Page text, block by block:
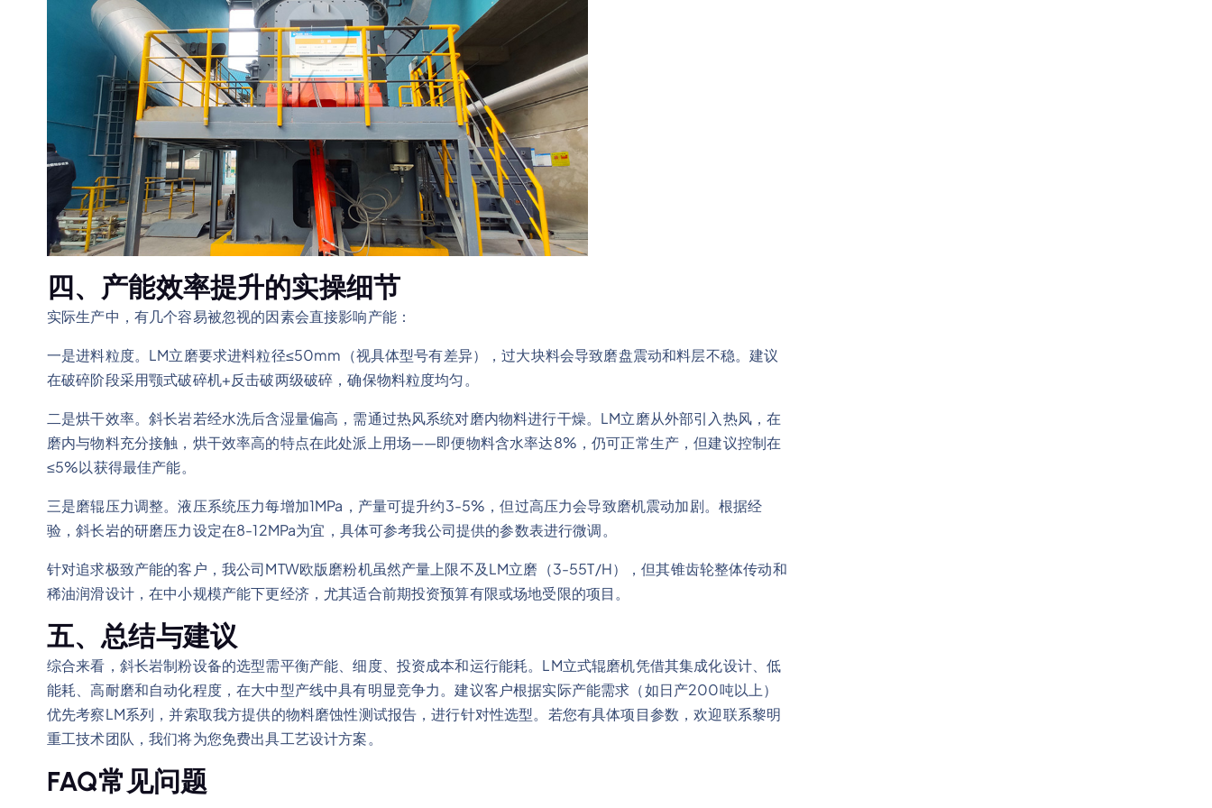
四、产能效率提升的实操细节
实际生产中，有几个容易被忽视的因素会直接影响产能：
一是进料粒度。LM立磨要求进料粒径≤50mm（视具体型号有差异），过大块料会导致磨盘震动和料层不稳。建议
在破碎阶段采用颚式破碎机+反击破两级破碎，确保物料粒度均匀。
二是烘干效率。斜长岩若经水洗后含湿量偏高，需通过热风系统对磨内物料进行干燥。LM立磨从外部引入热风，在
磨内与物料充分接触，烘干效率高的特点在此处派上用场——即便物料含水率达8%，仍可正常生产，但建议控制在
≤5%以获得最佳产能。
三是磨辊压力调整。液压系统压力每增加1MPa，产量可提升约3-5%，但过高压力会导致磨机震动加剧。根据经
验，斜长岩的研磨压力设定在8-12MPa为宜，具体可参考我公司提供的参数表进行微调。
针对追求极致产能的客户，我公司MTW欧版磨粉机虽然产量上限不及LM立磨（3-55T/H），但其锥齿轮整体传动和
稀油润滑设计，在中小规模产能下更经济，尤其适合前期投资预算有限或场地受限的项目。
五、总结与建议
综合来看，斜长岩制粉设备的选型需平衡产能、细度、投资成本和运行能耗。LM立式辊磨机凭借其集成化设计、低
能耗、高耐磨和自动化程度，在大中型产线中具有明显竞争力。建议客户根据实际产能需求（如日产200吨以上）
优先考察LM系列，并索取我方提供的物料磨蚀性测试报告，进行针对性选型。若您有具体项目参数，欢迎联系黎明
重工技术团队，我们将为您免费出具工艺设计方案。
FAQ常见问题